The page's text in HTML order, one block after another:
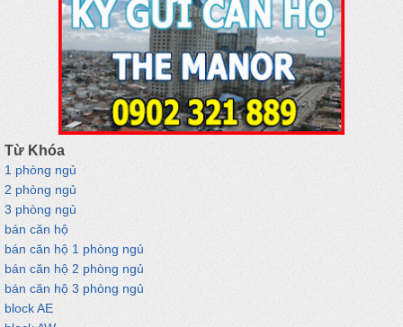
Từ Khóa
1 phòng ngủ
2 phòng ngủ
3 phòng ngủ
bán căn hộ
bán căn hộ 1 phòng ngủ
bán căn hộ 2 phòng ngủ
bán căn hộ 3 phòng ngủ
block AE